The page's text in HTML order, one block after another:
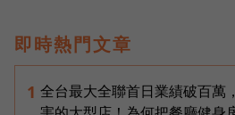
即時熱門文章
1 全台最大全聯首日業績破百萬